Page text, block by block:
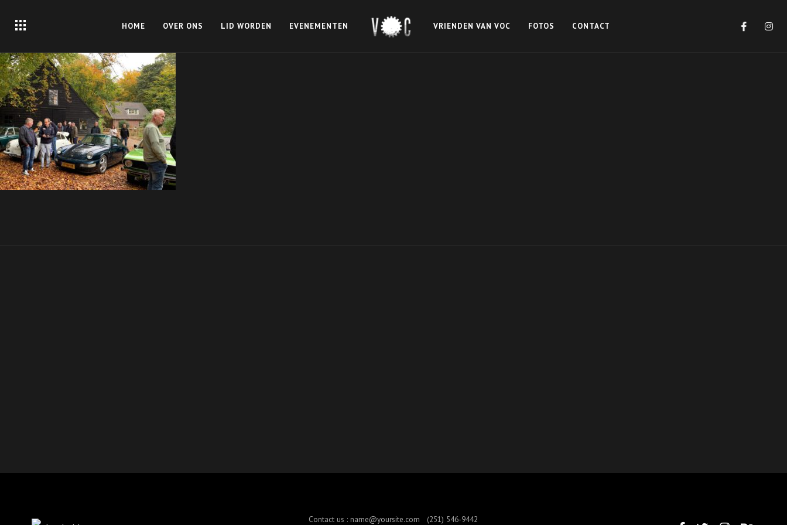
HOME OVER ONS LID WORDEN EVENEMENTEN VRIENDEN VAN VOC FOTOS CONTACT
Contact us : name@yoursite.com (251) 546-9442